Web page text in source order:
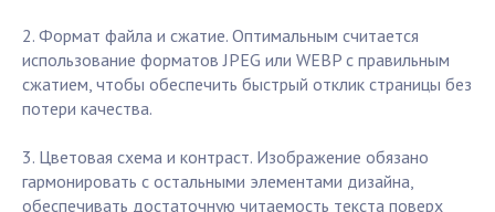
2. Формат файла и сжатие. Оптимальным считается
использование форматов JPEG или WEBP с правильным
сжатием, чтобы обеспечить быстрый отклик страницы без
потери качества.
3. Цветовая схема и контраст. Изображение обязано
гармонировать с остальными элементами дизайна,
обеспечивать достаточную читаемость текста поверх